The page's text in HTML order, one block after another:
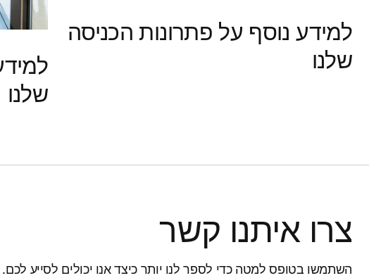
למידע נוסף על פתרונות הכניסה
שלנו
שלנו
צרו איתנו קשר
השתמשו בטופס למטה כדי לספר לנו יותר כיצד אנו יכולים לסייע